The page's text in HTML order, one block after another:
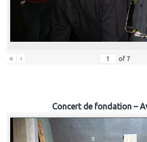
« ‹ of 7
Concert de fondation –